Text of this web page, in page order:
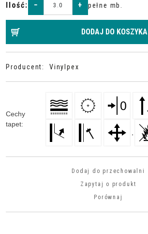
Ilość: − + pełne mb.
DODAJ DO KOSZYKA
Producent: Vinylpex
Cechy
tapet:
Dodaj do przechowalni
Zapytaj o produkt
Porównaj